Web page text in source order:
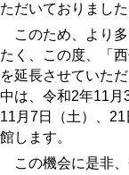
ただいておりました
このため、より多
たく、この度、「
を延長させていた
中は、令和2年11月
11月7日（土）、
館します。
この機会に是非